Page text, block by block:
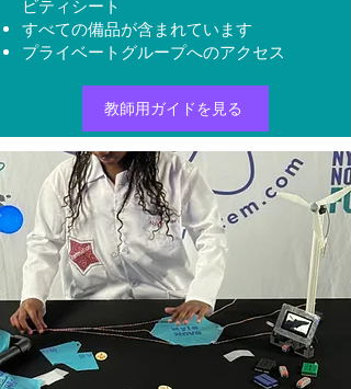
ビティシート
すべての備品が含まれています
プライベートグループへのアクセス
教師用ガイドを見る